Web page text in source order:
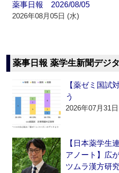
薬事日報 2026/08/05
2026年08月05日 (水)
薬事日報 薬学生新聞デジ
【薬ゼミ国試
う
2026年07月31
【日本薬学生
アノート】広
ツムラ漢方研